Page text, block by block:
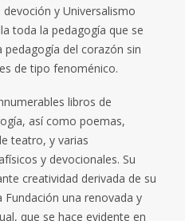
y Universalismo
toda la pedagogía que se
del corazón sin
de tipo fenoménico.
libros de
así como poemas,
teatro, y varias
y devocionales. Su
creatividad derivada de su
una renovada y
que se hace evidente en